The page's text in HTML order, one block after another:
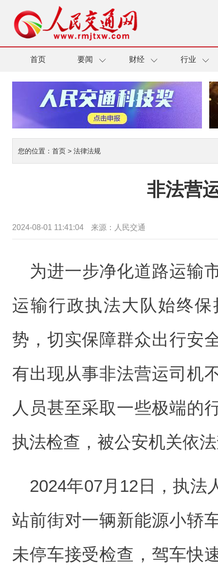
首页 要闻 财经 行业
您的位置： 首页 > 法律法规
非法营
2024-08-01 11:41:04 来源： 人民交通
为进一步净化道路运输
运输行政执法大队始终
势，切实保障群众出行安
有出现从事非法营运司机
人员甚至采取一些极端的
执法检查，被公安机关依
2024年07月12日，执法
站前街对一辆新能源小轿
未停车接受检查，驾车快